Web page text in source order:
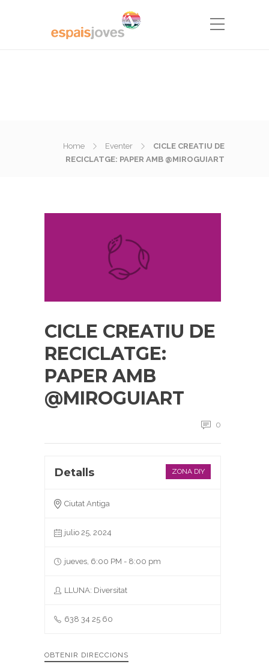
Home Eventer
CICLE CREATIU DE
RECICLATGE: PAPER AMB @MIROGUIART
CICLE CREATIU DE
RECICLATGE:
PAPER AMB
@MIROGUIART
0
ZONA DIY
Detalls
Ciutat Antiga
julio 25, 2024
jueves, 6:00 PM - 8:00 pm
LLUNA: Diversitat
638 34 25 60
OBTENIR DIRECCIONS